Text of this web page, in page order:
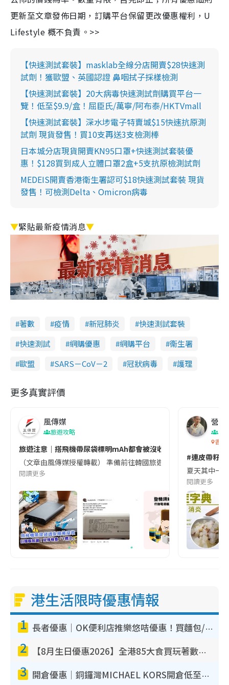
更新至文章發佈日期，訂購平台保留更改優惠權利，U
Lifestyle 概不負責。>>
【快速測試套裝】masklab全線分店開賣$28快速測
試劑！獲歐盟、英國認證 鼻咽拭子採樣檢測
【快速測試套裝】20大病毒快速測試劑購買平台一
覽！低至$9.9/盒！屈臣氏/萬寧/阿布泰/HKTVmall
【快速測試套裝】深水埗電子特賣城$15快速抗原測
試劑 現貨發售！買10支再送3支檢測棒
日本城分店現貨開賣KN95口罩+快速測試套裝優
惠！$128買到成人立體口罩2盒+5支抗原檢測試劑
MEDEIS開賣香港衛生署認可$18快速測試套裝 現貨
發售！可檢測Delta、Omicron病毒
▼緊貼最新疫情消息▼
著數 疫情 新冠肺炎
快速測試套裝
快速測試
網購優惠 網購平台
衞生署
歐盟
SARS－CoV－2 冠狀病毒 護理
更多真實評價
風傳媒
旅遊攻略
旅遊注意｜搭飛機帶尿袋標明mAh都會被沒收😱出發前切記檢查
（文章由風傳媒授權轉載） 準備前往韓國旅遊的民眾，近期要
閱讀更多
營養
香港
#連皮帶籽
夏天其中一
閱讀更多
港生活限時優惠情報
1 長者優惠｜OK便利店推樂悠咭優惠！買麵包/牛奶/保健品拍卡即減
2 【8月生日優惠2026】全港85大食買玩著數攻略 自助餐/火鍋放題同行免費＋誠品/DONKI送現金券
3 開倉優惠｜銅鑼灣MICHAEL KORS開倉低至17折！直擊$500起買手袋/銀包/鞋款 必買經典Jet Set系列